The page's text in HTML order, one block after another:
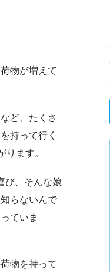
物が増えて
ど、たくさ
持って行く
ます。
び、そんな娘
らないんで
ていま
物を持って